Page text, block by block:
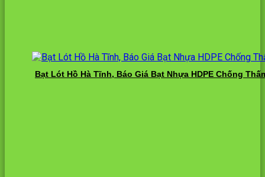
Bạt Lót Hồ Hà Tĩnh, Báo Giá Bạt Nhựa HDPE Chống